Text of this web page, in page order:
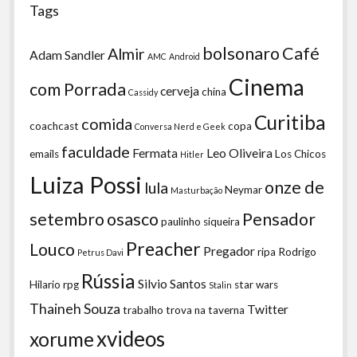
Tags
Adam Sandler Almir AMC Android bolsonaroCafé
com Porrada Cassidy cervejachina Cinema
coachcast comida Conversa Nerd e Geek copa Curitiba
emails faculdade Fermata Hitler Leo OliveiraLos Chicos
Luiza Possi lula Masturbação Neymar onze de
setembroosasco paulinho siqueira Pensador
Louco Petrus Davi Preacher Pregadorripa Rodrigo
Hilario rpg Rússia Silvio Santos Stalin star wars
Thaineh Souza trabalho trova na taverna Twitter
xorumexvideos